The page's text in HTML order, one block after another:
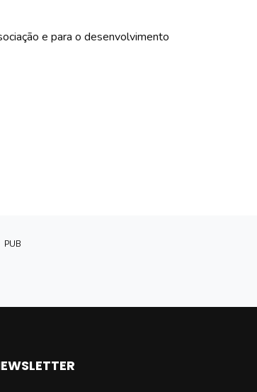
e para o desenvolvimento
PUB